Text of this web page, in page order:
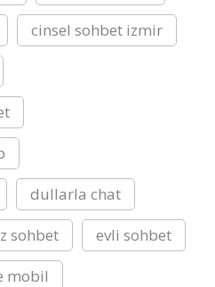
cinsel sohbet izmir
dullarla chat
sohbet
evli sohbet
mobil